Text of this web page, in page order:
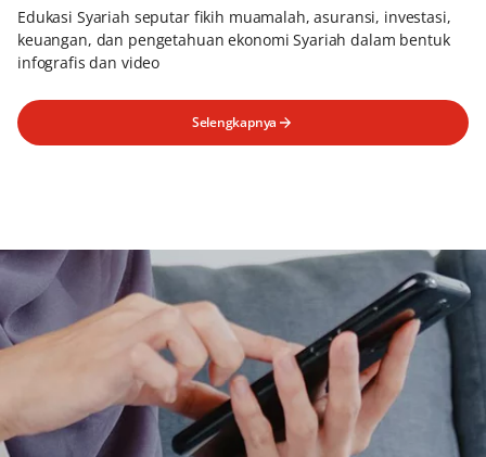
Edukasi Syariah seputar fikih muamalah, asuransi, investasi,
keuangan, dan pengetahuan ekonomi Syariah dalam bentuk
infografis dan video
Selengkapnya